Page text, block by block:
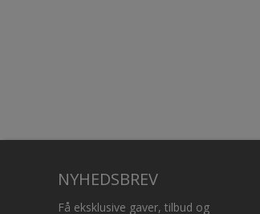
NYHEDSBREV
Få eksklusive gaver, tilbud og